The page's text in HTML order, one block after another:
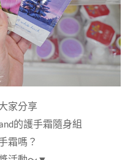
家分享
的護手霜隨身組
霜嗎？